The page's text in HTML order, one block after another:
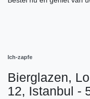
Ich-zapfe
Bierglazen,
12, Istanbul -